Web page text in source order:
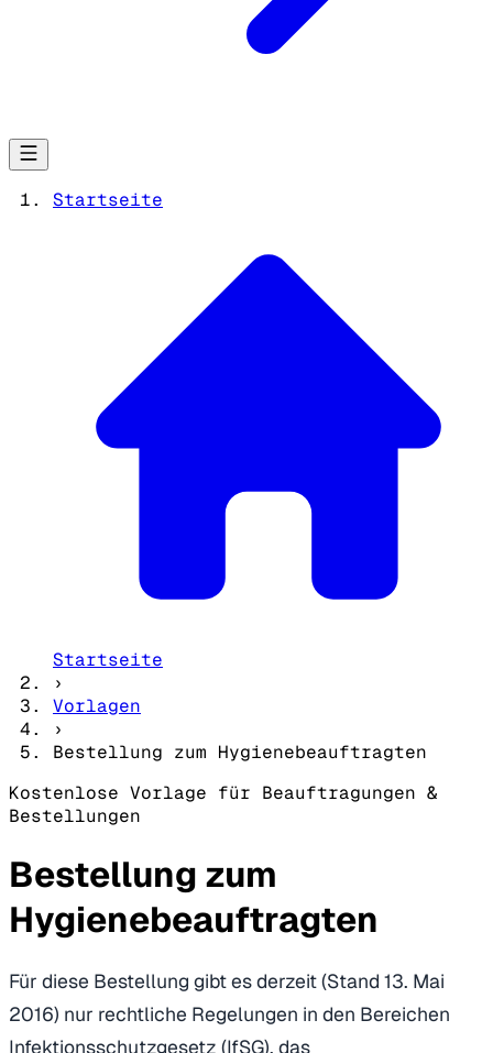
Startseite
Startseite
›
Vorlagen
›
Bestellung zum Hygienebeauftragten
Kostenlose Vorlage für Beauftragungen &
Bestellungen
Bestellung zum
Hygienebeauftragten
Für diese Bestellung gibt es derzeit (Stand 13. Mai
2016) nur rechtliche Regelungen in den Bereichen
Infektionsschutzgesetz (IfSG), das